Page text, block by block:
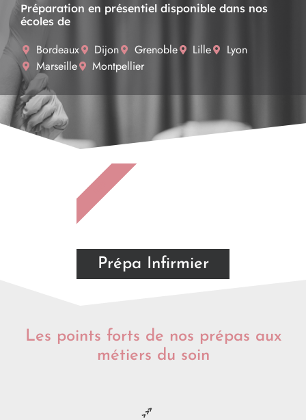
Préparation en présentiel disponible dans nos
écoles de
Bordeaux Dijon Grenoble Lille
Lyon
Marseille
Montpellier
Prépa Infirmier
IFSI
Les points forts de nos prépas aux
métiers du soin